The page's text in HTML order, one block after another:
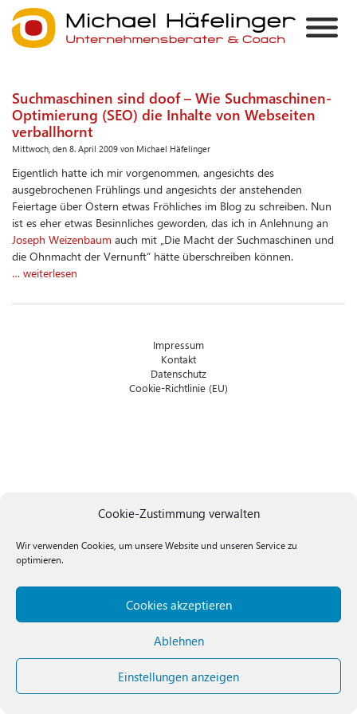
Cookie-Zustimmung verwalten
Wir verwenden Cookies, um unsere Website und unseren Service zu
optimieren.
Cookies akzeptieren
Ablehnen
Einstellungen anzeigen
Suchmaschinen sind doof – Wie Suchmaschinen-
Optimierung (SEO) die Inhalte von Webseiten
verballhornt
Mittwoch, den 8. April 2009 von Michael Häfelinger
Eigentlich hatte ich mir vorgenommen, angesichts des
ausgebrochenen Frühlings und angesichts der anstehenden
Feiertage über Ostern etwas Fröhliches im Blog zu schreiben. Nun
ist es eher etwas Besinnliches geworden, das ich in Anlehnung an
Joseph Weizenbaum auch mit „Die Macht der Suchmaschinen und
die Ohnmacht der Vernunft“ hätte überschreiben können.
… weiterlesen
Impressum
Kontakt
Datenschutz
Cookie-Richtlinie (EU)